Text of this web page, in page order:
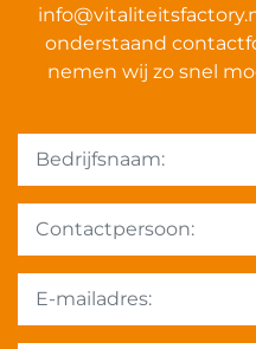
onderstaand
nemen wij zo snel